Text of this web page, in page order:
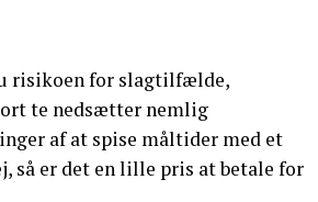
risikoen for slagtilfælde,
te nedsætter nemlig
af at spise måltider med et
så er det en lille pris at betale for